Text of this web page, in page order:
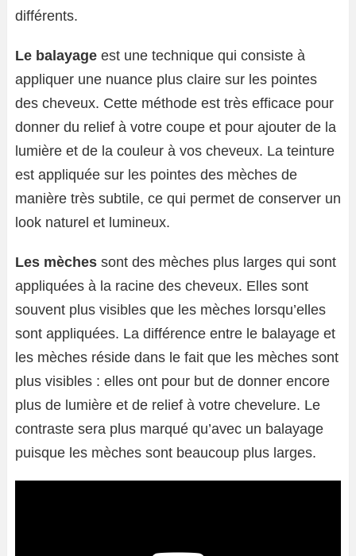
différents.
Le balayage est une technique qui consiste à
appliquer une nuance plus claire sur les pointes
des cheveux. Cette méthode est très efficace pour
donner du relief à votre coupe et pour ajouter de la
lumière et de la couleur à vos cheveux. La teinture
est appliquée sur les pointes des mèches de
manière très subtile, ce qui permet de conserver un
look naturel et lumineux.
Les mèches sont des mèches plus larges qui sont
appliquées à la racine des cheveux. Elles sont
souvent plus visibles que les mèches lorsqu’elles
sont appliquées. La différence entre le balayage et
les mèches réside dans le fait que les mèches sont
plus visibles : elles ont pour but de donner encore
plus de lumière et de relief à votre chevelure. Le
contraste sera plus marqué qu’avec un balayage
puisque les mèches sont beaucoup plus larges.